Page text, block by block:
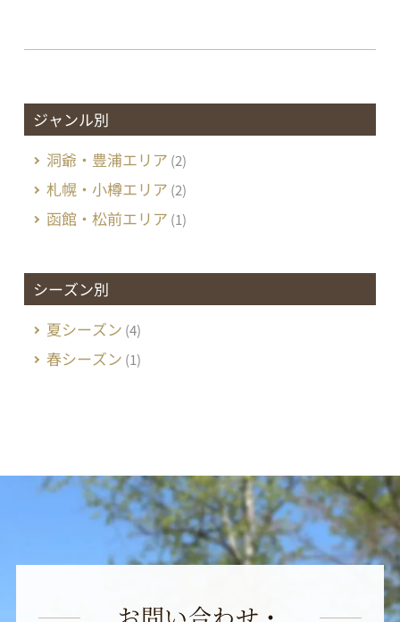
ジャンル別
洞爺・豊浦エリア (2)
札幌・小樽エリア (2)
函館・松前エリア (1)
シーズン別
夏シーズン (4)
春シーズン (1)